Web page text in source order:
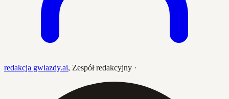
redakcja gwiazdy.ai, Zespół redakcyjny ·